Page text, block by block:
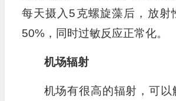
每天摄入5克螺旋藻后，放射
50%，同时过敏反应正常化。
机场辐射
机场有很高的辐射，可以